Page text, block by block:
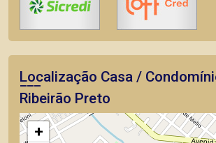
Localização Casa /
Ribeirão Preto
+